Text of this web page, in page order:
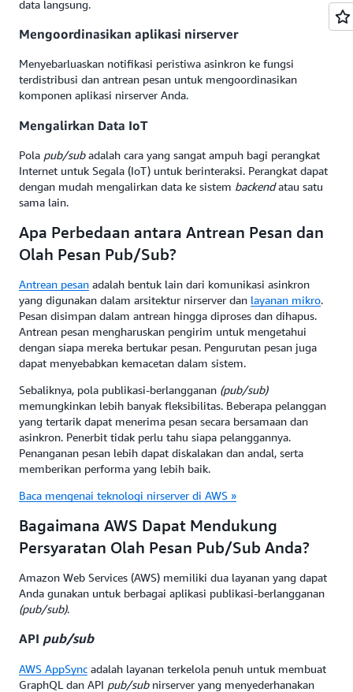
data langsung.
Mengoordinasikan aplikasi nirserver
Menyebarluaskan notifikasi peristiwa asinkron ke fungsi
terdistribusi dan antrean pesan untuk mengoordinasikan
komponen aplikasi nirserver Anda.
Mengalirkan Data IoT
Pola pub/subadalah cara yang sangat ampuh bagi perangkat
Internet untuk Segala (IoT) untuk berinteraksi. Perangkat dapat
dengan mudah mengalirkan data ke sistem backendatau satu
sama lain.
Apa Perbedaan antara Antrean Pesan dan
Olah Pesan Pub/Sub?
Antrean pesan adalah bentuk lain dari komunikasi asinkron
yang digunakan dalam arsitektur nirserver dan layanan mikro.
Pesan disimpan dalam antrean hingga diproses dan dihapus.
Antrean pesan mengharuskan pengirim untuk mengetahui
dengan siapa mereka bertukar pesan. Pengurutan pesan juga
dapat menyebabkan kemacetan dalam sistem.
Sebaliknya, pola publikasi-berlangganan (pub/sub)
memungkinkan lebih banyak fleksibilitas. Beberapa pelanggan
yang tertarik dapat menerima pesan secara bersamaan dan
asinkron. Penerbit tidak perlu tahu siapa pelanggannya.
Penanganan pesan lebih dapat diskalakan dan andal, serta
memberikan performa yang lebih baik.
Baca mengenai teknologi nirserver di AWS »
Bagaimana AWS Dapat Mendukung
Persyaratan Olah Pesan Pub/Sub Anda?
Amazon Web Services (AWS) memiliki dua layanan yang dapat
Anda gunakan untuk berbagai aplikasi publikasi-berlangganan
(pub/sub).
API pub/sub
AWS AppSync adalah layanan terkelola penuh untuk membuat
GraphQL dan API pub/sub nirserver yang menyederhanakan